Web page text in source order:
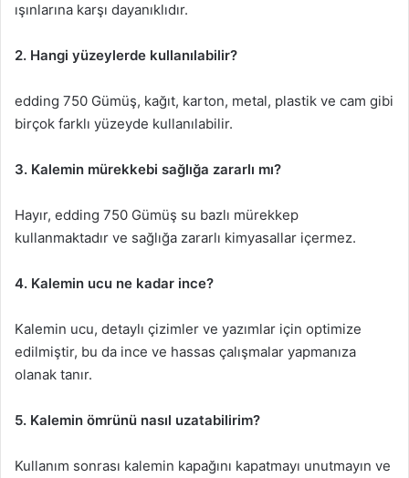
ışınlarına karşı dayanıklıdır.
2. Hangi yüzeylerde kullanılabilir?
edding 750 Gümüş, kağıt, karton, metal, plastik ve cam gibi
birçok farklı yüzeyde kullanılabilir.
3. Kalemin mürekkebi sağlığa zararlı mı?
Hayır, edding 750 Gümüş su bazlı mürekkep
kullanmaktadır ve sağlığa zararlı kimyasallar içermez.
4. Kalemin ucu ne kadar ince?
Kalemin ucu, detaylı çizimler ve yazımlar için optimize
edilmiştir, bu da ince ve hassas çalışmalar yapmanıza
olanak tanır.
5. Kalemin ömrünü nasıl uzatabilirim?
Kullanım sonrası kalemin kapağını kapatmayı unutmayın ve